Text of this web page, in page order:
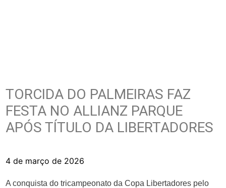
TORCIDA DO PALMEIRAS FAZ
FESTA NO ALLIANZ PARQUE
APÓS TÍTULO DA LIBERTADORES
4 de março de 2026
A conquista do tricampeonato da Copa Libertadores pelo